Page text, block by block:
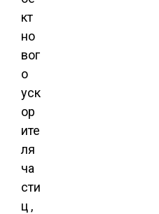
кт
но
вог
о
уск
ор
ите
ля
ча
сти
ц ,